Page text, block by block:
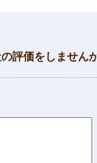
評価をしません